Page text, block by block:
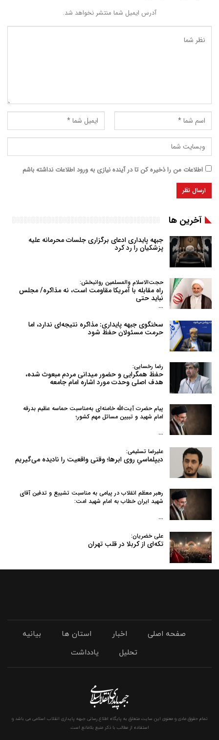
آدرس ایمیل شما منتشر نخواهد شد.
اطلاعات من را ذخیره کن تا در آینده نیازی به ورود اطلاعات نداشته باشم
آخرین ها
جبهه پایداری ادعای برگزاری جلسات محرمانه علیه
پزشکیان را رد کرد
حجت‌الاسلام والمسلمین روانبخش:
راه مقابله با آمریکا مقاومت است، نه مذاکره/ مجلس
نباید حتی
…
سخنگوی جبهه پایداری: مذاکره نتیجه‌ای ندارد، اما
حرمت مسئولان حفظ شود
رضا رخسایی:
حفظ همگرایی و حضور میدانی مردم مبعوث شده،
هدف اصلی وحدت مورد اشاره امام جامعه
پیام حضرت آیت‌الله خامنه‌ای به‌مناسبت حماسه عظیم بدرقه
امام شهید و تبیین مسائل مهم کشور؛
…
علیرضا تسلیمی:
دیپلماسیِ روی ابرها؛ وقتی واقعیت را نادیده می‌گیریم
رهبر معظم انقلاب در پیامی به‌ مناسبت تشییع و تدفین آقای
شهید ایران خطاب به امام شهید امت:
…
علی خضریان:
تکه‌ای از کربلا در قلب تهران
صفحه اصلی اخبار استان ها
بیانیه
تحلیل
یادداشت
تمام حقوق مادی و معنوی این سایت متعلق به پایگاه اطلاع رسانی جبهه پایداری انقلاب اسلامی می باشد و
استفاده از مطالب با ذکر منبع بلامانع است.